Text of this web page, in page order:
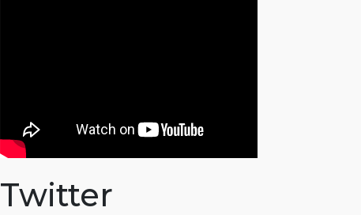
Twitter